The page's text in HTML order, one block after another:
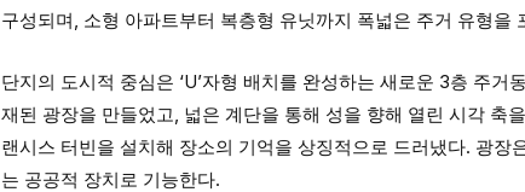
구성되며, 소형 아파트부터 복층형 유닛까지 폭넓은 주거 유형을
단지의 도시적 중심은 ‘U’자형 배치를 완성하는 새로운 3층 주
재된 광장을 만들었고, 넓은 계단을 통해 성을 향해 열린 시각 축
랜시스 터빈을 설치해 장소의 기억을 상징적으로 드러냈다. 광
는 공공적 장치로 기능한다.